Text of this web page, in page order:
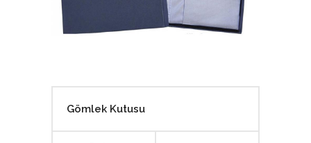
Gömlek Kutusu